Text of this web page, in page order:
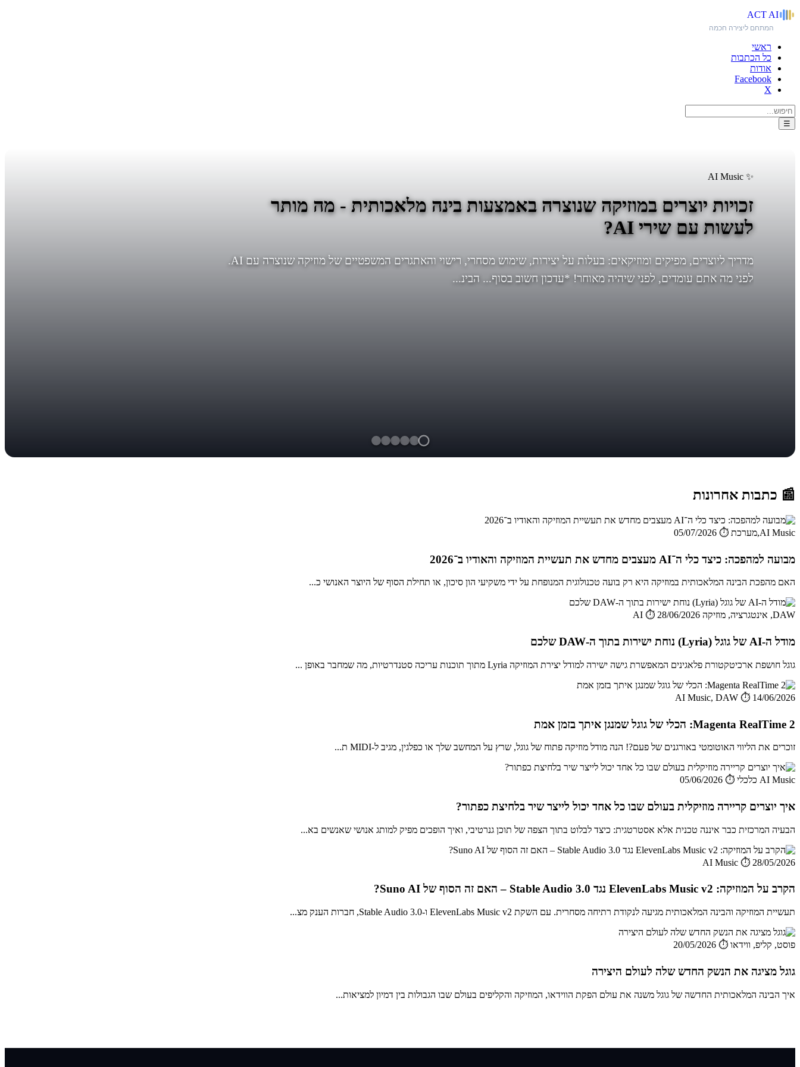
ACT AI
המתחם ליצירה חכמה
ראשי
כל הכתבות
אודות
Facebook
X
☰
✨ AI Music
זכויות יוצרים במוזיקה שנוצרה באמצעות בינה מלאכותית - מה מותר
לעשות עם שירי AI?
מדריך ליוצרים, מפיקים ומוזיקאים: בעלות על יצירות, שימוש מסחרי, רישוי והאתגרים המשפטיים של מוזיקה שנוצרה עם AI.
לפני מה אתם עומדים, לפני שיהיה מאוחר! *עדכון חשוב בסוף... הבינ...
📰 כתבות אחרונות
AI Music,מערכת ⏱️ 05/07/2026
מבועה למהפכה: כיצד כלי ה־AI מעצבים מחדש את תעשיית המוזיקה והאודיו ב־2026
האם מהפכת הבינה המלאכותית במוזיקה היא רק בועה טכנולוגית המנופחת על ידי משקיעי הון סיכון, או תחילת הסוף של היוצר האנושי כ...
DAW, אינטגרציה, מוזיקה AI ⏱️ 28/06/2026
מודל ה-AI של גוגל (Lyria) נוחת ישירות בתוך ה-DAW שלכם
גוגל חושפת ארכיטקטורת פלאגינים המאפשרת גישה ישירה למודל יצירת המוזיקה Lyria מתוך תוכנות עריכה סטנדרטיות, מה שמחבר באופן ...
AI Music, DAW ⏱️ 14/06/2026
Magenta RealTime 2: הכלי של גוגל שמנגן איתך בזמן אמת
זוכרים את הליווי האוטומטי באורגנים של פעם?! הנה מודל מוזיקה פתוח של גוגל, שרץ על המחשב שלך או כפלגין, מגיב ל-MIDI ת...
AI Music כלכלי ⏱️ 05/06/2026
איך יוצרים קריירה מוזיקלית בעולם שבו כל אחד יכול לייצר שיר בלחיצת כפתור?
הבעיה המרכזית כבר איננה טכנית אלא אסטרטגית: כיצד לבלוט בתוך הצפה של תוכן גנרטיבי, ואיך הופכים מפיק למותג אנושי שאנשים בא...
AI Music ⏱️ 28/05/2026
הקרב על המוזיקה: ElevenLabs Music v2 נגד Stable Audio 3.0 – האם זה הסוף של Suno AI?
תעשיית המוזיקה והבינה המלאכותית מגיעה לנקודת רתיחה מסחרית. עם השקת ElevenLabs Music v2 ו-Stable Audio 3.0, חברות הענק מצ...
פוסט, קליפ, ווידאו ⏱️ 20/05/2026
גוגל מציגה את הנשק החדש שלה לעולם היצירה
איך הבינה המלאכותית החדשה של גוגל משנה את עולם הפקת הווידאו, המוזיקה והקליפים בעולם שבו הגבולות בין דמיון למציאות...